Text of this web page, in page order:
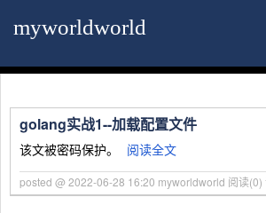
myworldworld
golang实战1--加载配置文件
该文被密码保护。 阅读全文
posted @ 2022-06-28 16:20 myworldworld 阅读(0)